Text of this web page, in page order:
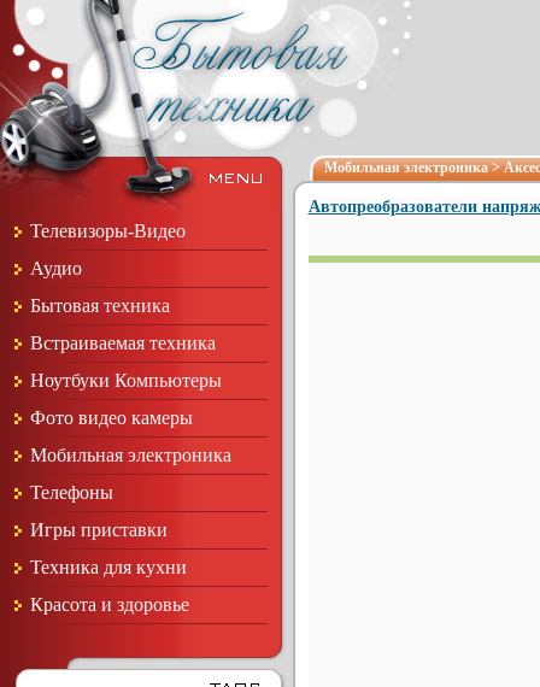
Телевизоры-Видео
Аудио
Бытовая техника
Встраиваемая техника
Ноутбуки Компьютеры
Фото видео камеры
Мобильная электроника
Телефоны
Игры приставки
Техника для кухни
Красота и здоровье
Мобильная электроника>
Автопреобразователи